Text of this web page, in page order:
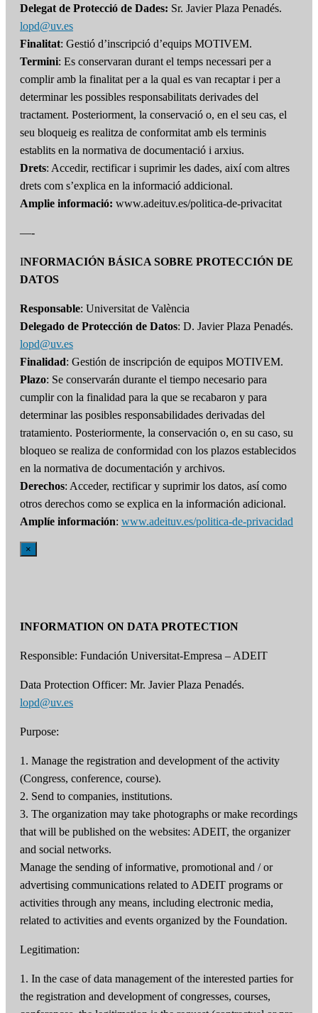
Delegat de Protecció de Dades: Sr. Javier Plaza Penadés.
lopd@uv.es
Finalitat: Gestió d’inscripció d’equips MOTIVEM.
Termini: Es conservaran durant el temps necessari per a
complir amb la finalitat per a la qual es van recaptar i per a
determinar les possibles responsabilitats derivades del
tractament. Posteriorment, la conservació o, en el seu cas, el
seu bloqueig es realitza de conformitat amb els terminis
establits en la normativa de documentació i arxius.
Drets: Accedir, rectificar i suprimir les dades, així com altres
drets com s’explica en la informació addicional.
Amplie informació: www.adeituv.es/politica-de-privacitat
—-
INFORMACIÓN BÁSICA SOBRE PROTECCIÓN DE
DATOS
Responsable: Universitat de València
Delegado de Protección de Datos: D. Javier Plaza Penadés.
lopd@uv.es
Finalidad: Gestión de inscripción de equipos MOTIVEM.
Plazo: Se conservarán durante el tiempo necesario para
cumplir con la finalidad para la que se recabaron y para
determinar las posibles responsabilidades derivadas del
tratamiento. Posteriormente, la conservación o, en su caso, su
bloqueo se realiza de conformidad con los plazos establecidos
en la normativa de documentación y archivos.
Derechos: Acceder, rectificar y suprimir los datos, así como
otros derechos como se explica en la información adicional.
Amplíe información: www.adeituv.es/politica-de-privacidad
×
INFORMATION ON DATA PROTECTION
Responsible: Fundación Universitat-Empresa – ADEIT
Data Protection Officer: Mr. Javier Plaza Penadés.
lopd@uv.es
Purpose:
1. Manage the registration and development of the activity
(Congress, conference, course).
2. Send to companies, institutions.
3. The organization may take photographs or make recordings
that will be published on the websites: ADEIT, the organizer
and social networks.
Manage the sending of informative, promotional and / or
advertising communications related to ADEIT programs or
activities through any means, including electronic media,
related to activities and events organized by the Foundation.
Legitimation:
1. In the case of data management of the interested parties for
the registration and development of congresses, courses,